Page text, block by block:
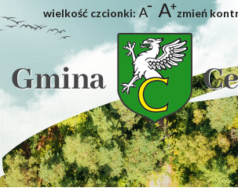
wielkość czcionki: zmień
[interaktywna-mapa]